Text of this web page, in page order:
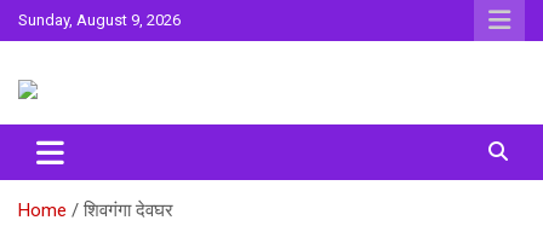
Skip
to
Sunday, August 9, 2026
Surta
Home शिवगंगा देवघर